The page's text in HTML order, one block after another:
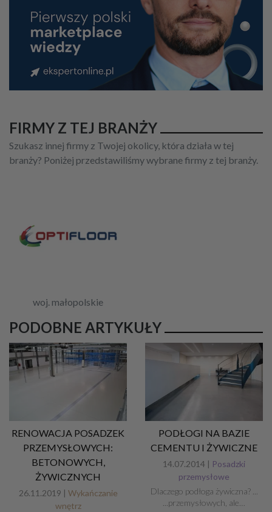
FIRMY Z TEJ BRANŻY
Szukasz innej firmy z Twojej okolicy, która działa w tej
branży? Poniżej przedstawiliśmy wybrane firmy z tej branży.
woj. małopolskie
PODOBNE ARTYKUŁY
RENOWACJA POSADZEK
PRZEMYSŁOWYCH:
BETONOWYCH,
ŻYWICZNYCH
26.11.2019 | Wykańczanie
wnętrz
PODŁOGI NA BAZIE
CEMENTU I ŻYWICZNE
14.07.2014 | Posadzki
przemysłowe
Dlaczego podłoga żywiczna? ...
...przemysłowych, ale…